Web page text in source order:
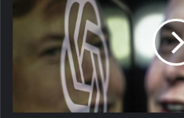
OpenAI'ye
dolarlık